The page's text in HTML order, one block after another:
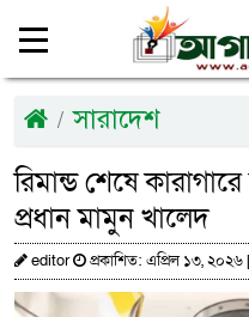
সারাদেশ
রিমান্ড শেষে
প্রধান মামুন খালেদ
editor প্রকাশিত: এপ্রিল ১৩,